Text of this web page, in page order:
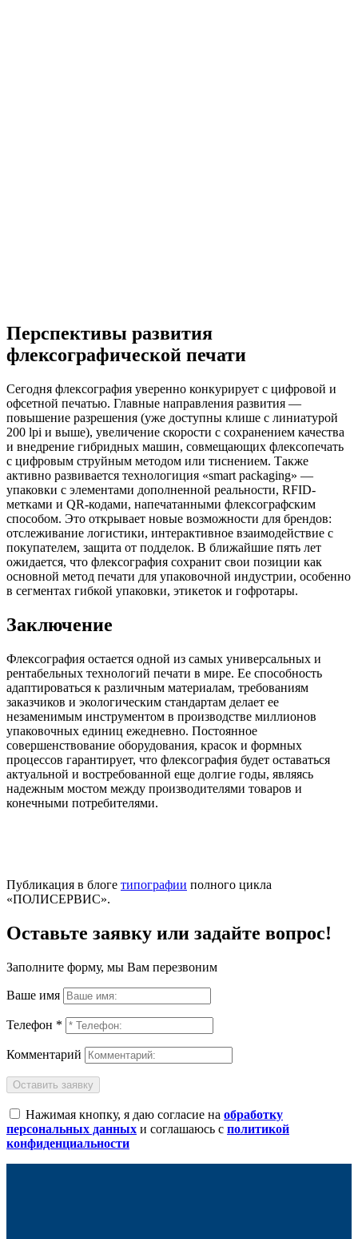
Перспективы развития
флексографической печати
Сегодня флексография уверенно конкурирует с цифровой и
офсетной печатью. Главные направления развития —
повышение разрешения (уже доступны клише с линиатурой
200 lpi и выше), увеличение скорости с сохранением качества
и внедрение гибридных машин, совмещающих флексопечать
с цифровым струйным методом или тиснением. Также
активно развивается технологиция «smart packaging» —
упаковки с элементами дополненной реальности, RFID-
метками и QR-кодами, напечатанными флексографским
способом. Это открывает новые возможности для брендов:
отслеживание логистики, интерактивное взаимодействие с
покупателем, защита от подделок. В ближайшие пять лет
ожидается, что флексография сохранит свои позиции как
основной метод печати для упаковочной индустрии, особенно
в сегментах гибкой упаковки, этикеток и гофротары.
Заключение
Флексография остается одной из самых универсальных и
рентабельных технологий печати в мире. Ее способность
адаптироваться к различным материалам, требованиям
заказчиков и экологическим стандартам делает ее
незаменимым инструментом в производстве миллионов
упаковочных единиц ежедневно. Постоянное
совершенствование оборудования, красок и формных
процессов гарантирует, что флексография будет оставаться
актуальной и востребованной еще долгие годы, являясь
надежным мостом между производителями товаров и
конечными потребителями.
Публикация в блоге типографии полного цикла
«ПОЛИСЕРВИС».
Оставьте заявку или задайте вопрос!
Заполните форму, мы Вам перезвоним
Ваше имя
Телефон *
Комментарий
Оставить заявку
Нажимая кнопку, я даю согласие на обработку
персональных данных и соглашаюсь с политикой
конфиденциальности